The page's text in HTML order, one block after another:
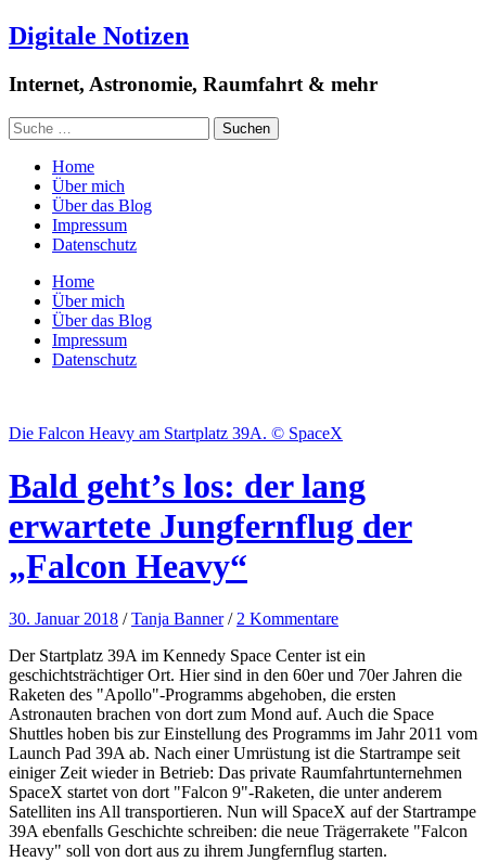
Digitale Notizen
Internet, Astronomie, Raumfahrt & mehr
Home
Über mich
Über das Blog
Impressum
Datenschutz
Home
Über mich
Über das Blog
Impressum
Datenschutz
Die Falcon Heavy am Startplatz 39A. © SpaceX
Bald geht’s los: der lang
erwartete Jungfernflug der
„Falcon Heavy“
30. Januar 2018 /Tanja Banner /2 Kommentare
Der Startplatz 39A im Kennedy Space Center ist ein
geschichtsträchtiger Ort. Hier sind in den 60er und 70er Jahren die
Raketen des "Apollo"-Programms abgehoben, die ersten
Astronauten brachen von dort zum Mond auf. Auch die Space
Shuttles hoben bis zur Einstellung des Programms im Jahr 2011 vom
Launch Pad 39A ab. Nach einer Umrüstung ist die Startrampe seit
einiger Zeit wieder in Betrieb: Das private Raumfahrtunternehmen
SpaceX startet von dort "Falcon 9"-Raketen, die unter anderem
Satelliten ins All transportieren. Nun will SpaceX auf der Startrampe
39A ebenfalls Geschichte schreiben: die neue Trägerrakete "Falcon
Heavy" soll von dort aus zu ihrem Jungfernflug starten.